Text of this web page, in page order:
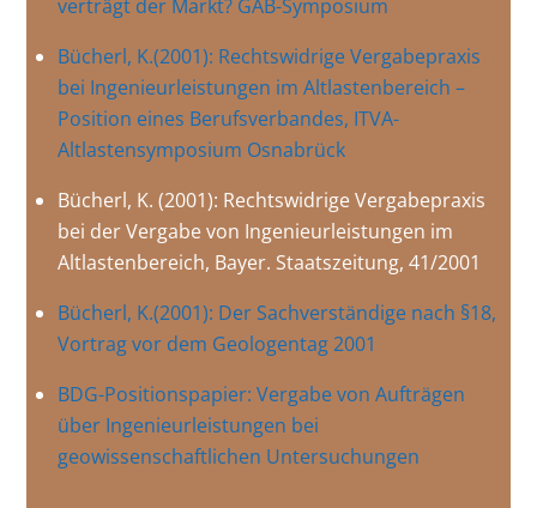
verträgt der Markt? GAB-Symposium
Bücherl, K.(2001): Rechtswidrige Vergabepraxis
bei Ingenieurleistungen im Altlastenbereich –
Position eines Berufsverbandes, ITVA-
Altlastensymposium Osnabrück
Bücherl, K. (2001): Rechtswidrige Vergabepraxis
bei der Vergabe von Ingenieurleistungen im
Altlastenbereich, Bayer. Staatszeitung, 41/2001
Bücherl, K.(2001): Der Sachverständige nach §18,
Vortrag vor dem Geologentag 2001
BDG-Positionspapier: Vergabe von Aufträgen
über Ingenieurleistungen bei
geowissenschaftlichen Untersuchungen